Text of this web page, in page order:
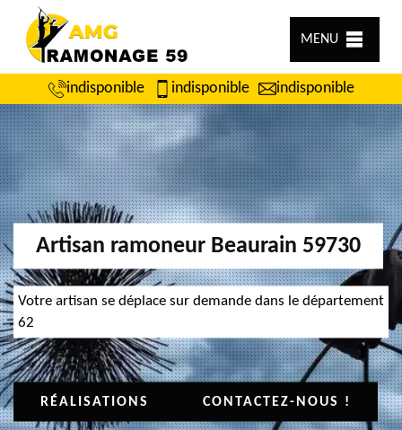
MENU
indisponible indisponible indisponible
Artisan ramoneur Beaurain 59730
Votre artisan se déplace sur demande dans le département
62
RÉALISATIONS CONTACTEZ-NOUS !